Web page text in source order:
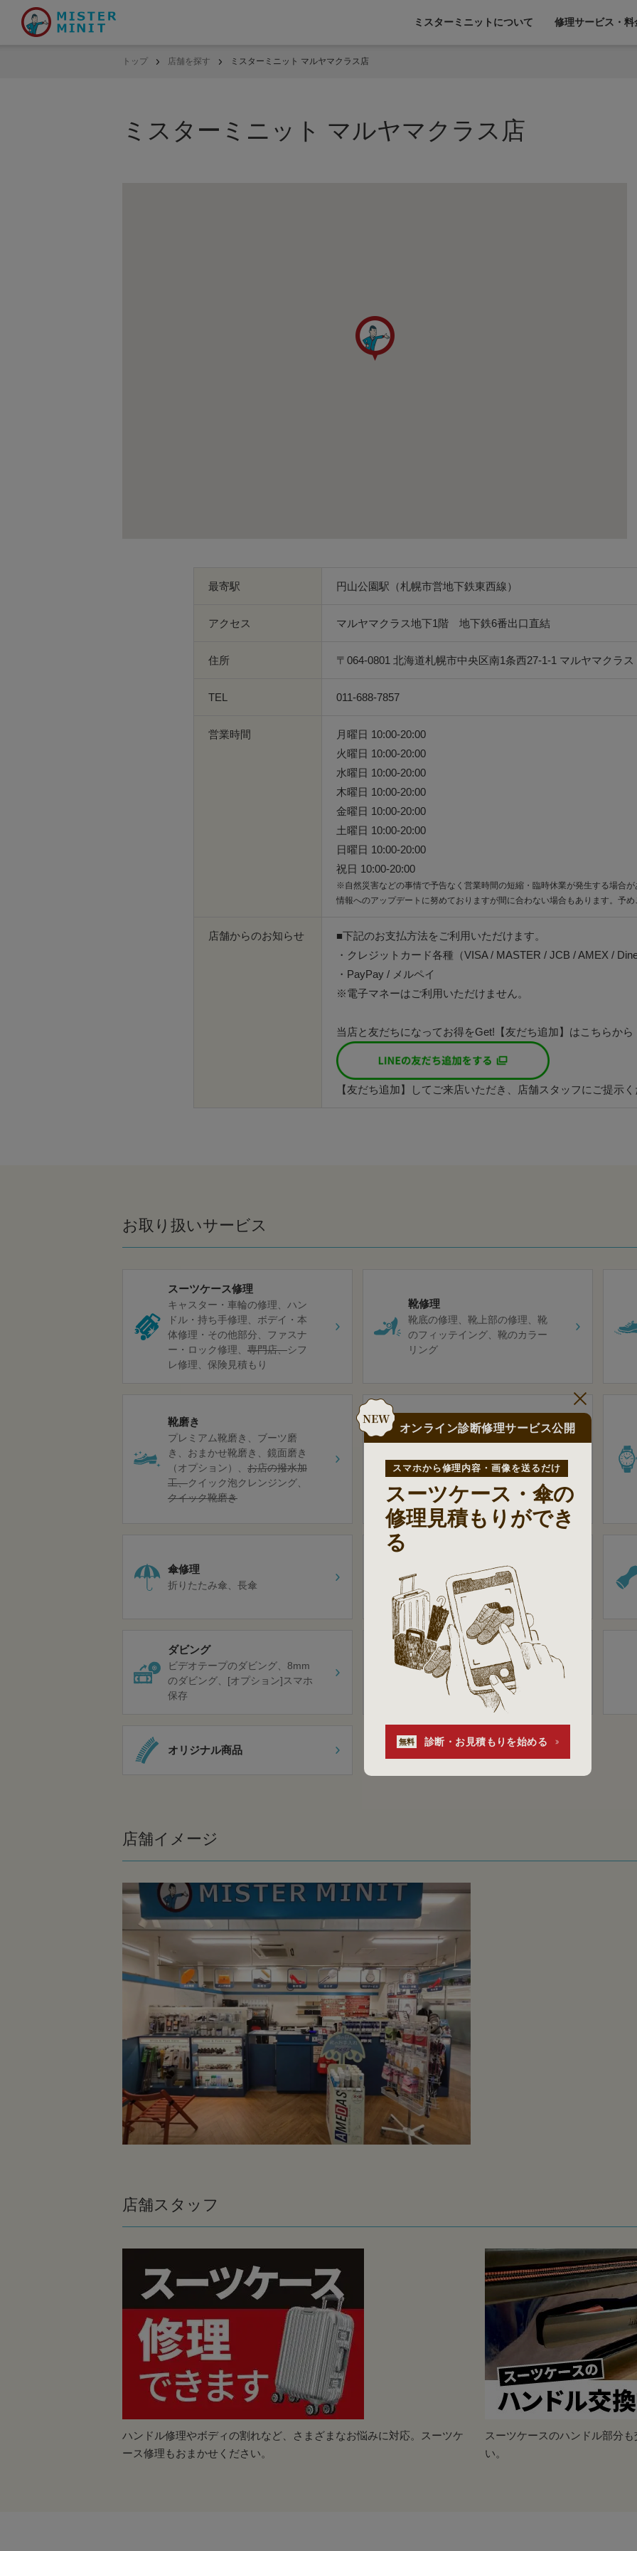
ミスターミニットについて 修理サービス・料
トップ 店舗を探す ミスターミニット マルヤマクラス店
オンライン診断修理サービス公開
スマホから修理内容・画像を送るだけ
スーツケース・傘の
修理見積もりができ
る
無料 診断・お見積もりを始める
ミスターミニット マルヤマクラス店
最寄駅 円山公園駅（札幌市営地下鉄東西線）
アクセス マルヤマクラス地下1階 地下鉄6番出口直結
住所 〒064-0801 北海道札幌市中央区南1条西27-1-1 マルヤマクラス
TEL 011-688-7857
営業時間
月曜日 10:00-20:00
火曜日 10:00-20:00
水曜日 10:00-20:00
木曜日 10:00-20:00
金曜日 10:00-20:00
土曜日 10:00-20:00
日曜日 10:00-20:00
祝日 10:00-20:00
※自然災害などの事情で予告なく営業時間の短縮・臨時休業が発生する場合
情報へのアップデートに努めておりますが間に合わない場合もあります。予め
店舗からのお知らせ
■下記のお支払方法をご利用いただけます。
・クレジットカード各種（VISA / MASTER / JCB / AMEX /
・PayPay / メルペイ
※電子マネーはご利用いただけません。
当店と友だちになってお得をGet!【友だち追加】はこちらから
【友だち追加】してご来店いただき、店舗スタッフにご提示く
お取り扱いサービス
スーツケース修理
キャスター・車輪の修理
ハン
ドル・持ち手修理
ボデイ・本
体修理・その他部分
ファスナ
ー・ロック修理
専門店
シフ
レ修理
保険見積もり
靴修理
靴底の修理 靴上部の修理
靴
のフィッテイング
靴のカラー
リング
靴磨き
プレミアム靴磨き
ブーツ磨
き
おまかせ靴磨き
鏡面磨き
（オプション）
お店の撥水加
工
クイック泡クレンジング
クイック靴磨き
カバンの修理
具・破れの修理
バッグ表面の
傘修理
折りたたみ傘 長傘
住居・事務所・店舗の合鍵
転車の合鍵
車・バイクの合
鍵
トランスポンダーキー
ダビング
ビデオテープのダビング
8mm
のダビング
[オプション]スマホ
保存
包丁研ぎ
家庭用包丁
オリジナル商品
店舗イメージ
店舗スタッフ
ハンドル修理やボディの割れなど、さまざまなお悩みに対応。スーツケ
ース修理もおまかせください。
スーツケースのハンドル部分
い。